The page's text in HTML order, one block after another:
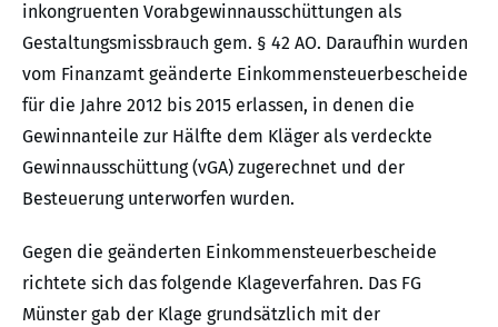
inkongruenten Vorabgewinnausschüttungen als
Gestaltungsmissbrauch gem. § 42 AO. Daraufhin wurden
vom Finanzamt geänderte Einkommensteuerbescheide
für die Jahre 2012 bis 2015 erlassen, in denen die
Gewinnanteile zur Hälfte dem Kläger als verdeckte
Gewinnausschüttung (vGA) zugerechnet und der
Besteuerung unterworfen wurden.
Gegen die geänderten Einkommensteuerbescheide
richtete sich das folgende Klageverfahren. Das FG
Münster gab der Klage grundsätzlich mit der